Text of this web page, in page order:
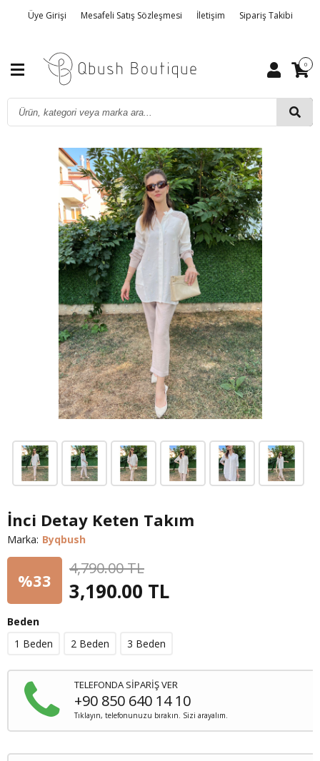
Üye Girişi Mesafeli Satış Sözleşmesi İletişim Sipariş Takibi
0
İnci Detay Keten Takım
Marka: Byqbush
%33
4,790.00 TL
3,190.00 TL
Beden
1 Beden
2 Beden 3 Beden
TELEFONDA SİPARİŞ VER
+90 850 640 14 10
Tıklayın, telefonunuzu bırakın. Sizi arayalım.